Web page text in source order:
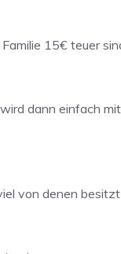
15€ teuer
dann einfach
von denen besitzt